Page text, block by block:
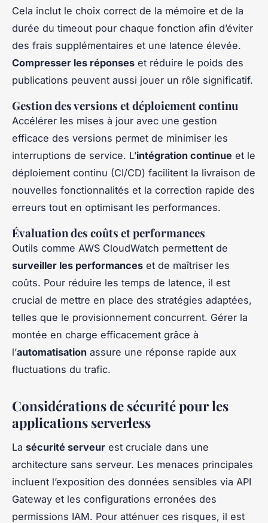
Cela inclut le choix correct de la mémoire et de la
durée du timeout pour chaque fonction afin d’éviter
des frais supplémentaires et une latence élevée.
Compresser les réponses et réduire le poids des
publications peuvent aussi jouer un rôle significatif.
Gestion des versions et déploiement continu
Accélérer les mises à jour avec une gestion
efficace des versions permet de minimiser les
interruptions de service. L’intégration continue et le
déploiement continu (CI/CD) facilitent la livraison de
nouvelles fonctionnalités et la correction rapide des
erreurs tout en optimisant les performances.
Évaluation des coûts et performances
Outils comme AWS CloudWatch permettent de
surveiller les performances et de maîtriser les
coûts. Pour réduire les temps de latence, il est
crucial de mettre en place des stratégies adaptées,
telles que le provisionnement concurrent. Gérer la
montée en charge efficacement grâce à
l’automatisation assure une réponse rapide aux
fluctuations du trafic.
Considérations de sécurité pour les
applications serverless
La sécurité serveur est cruciale dans une
architecture sans serveur. Les menaces principales
incluent l’exposition des données sensibles via API
Gateway et les configurations erronées des
permissions IAM. Pour atténuer ces risques, il est